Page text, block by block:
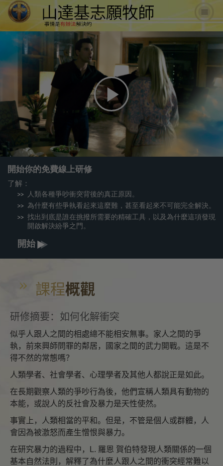
Play
Video
開始你的免費線上研修
了解：
人類各種爭吵衝突背後的真正原因。
為什麼有些爭執看起來這麼難，甚至看起來不可能完全解決。
找出到底是誰在挑撥所需要的精確工具，以及為什麼這項發現
開啟解決紛爭之門。
開始
課程概觀
研修摘要：如何化解衝突
似乎人跟人之間的相處總不能相安無事。家人之間的爭
執，前來興師問罪的鄰居，國家之間的武力開戰。這是不
得不然的常態嗎？
人類學者、社會學者、心理學者及其他人都說正是如此。
在長期觀察人類的爭吵行為後，他們宣稱人類具有動物的
本能，或說人的反社會及暴力是天性使然。
事實上，人類相當的平和。但是，不管是個人或群體，人
會因為被激怒而產生憎恨與暴力。
在研究暴力的過程中，L. 羅恩 賀伯特發現人類關係的一個
基本自然法則，解釋了為什麼人跟人之間的衝突經常難以